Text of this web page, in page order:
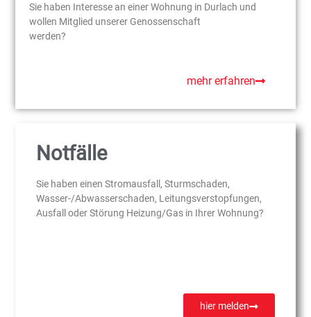
Sie haben Interesse an einer Wohnung in Durlach und
wollen Mitglied unserer Genossenschaft
werden?
mehr erfahren
Notfälle
Sie haben einen Stromausfall, Sturmschaden,
Wasser-/Abwasserschaden, Leitungsverstopfungen,
Ausfall oder Störung Heizung/Gas in Ihrer Wohnung?
hier melden